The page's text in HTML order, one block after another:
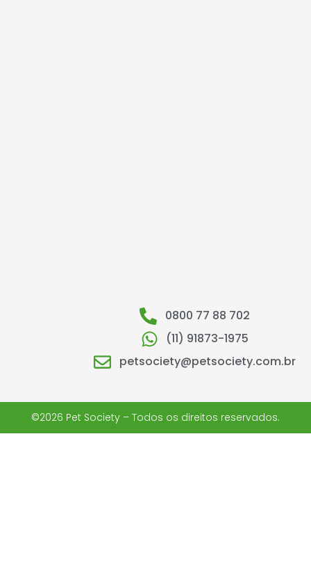
0800 77 88 702
(11) 91873-1975
petsociety@petsociety.com.br
©2026 Pet Society – Todos os direitos reservados.